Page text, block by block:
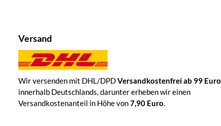
Versand
Wir versenden mit DHL/DPDVersandkostenfrei ab 99 Euro
innerhalb Deutschlands, darunter erheben wir einen
Versandkostenanteil in Höhe von7,90 Euro.